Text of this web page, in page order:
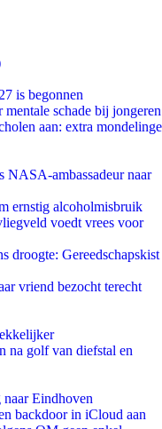
is begonnen
schade bij jongeren
aan: extra mondelinge
NASA-ambassadeur naar
ernstig alcoholmisbruik
voedt vrees voor
droogte: Gereedschapskist
vriend bezocht terecht
na golf van diefstal en
Eindhoven
backdoor in iCloud aan